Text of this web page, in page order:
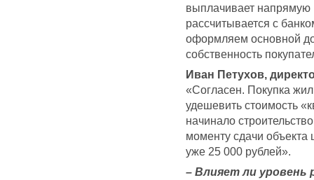
выплачивает напрямую
рассчитывается с
оформляем основной
собственность
Иван Петухов,
«Согласен. Покупка
удешевить стоимость
начинало
моменту сдачи объекта
уже 25 000 рублей».
– Влияет ли уровень